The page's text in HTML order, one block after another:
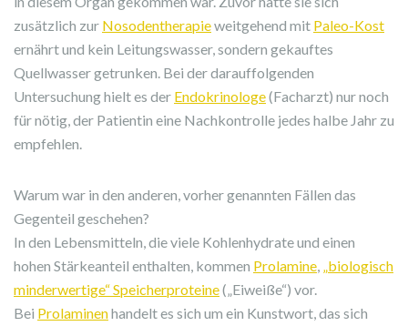
zusätzlich zur Nosodentherapieweitgehend mit Paleo-Kost
ernährt und kein Leitungswasser, sondern gekauftes
Quellwasser getrunken. Bei der darauffolgenden
Untersuchung hielt es der Endokrinologe(Facharzt) nur noch
für nötig, der Patientin eine Nachkontrolle jedes halbe Jahr zu
empfehlen.
Warum war in den anderen, vorher genannten Fällen das
Gegenteil geschehen?
In den Lebensmitteln, die viele Kohlenhydrate und einen
hohen Stärkeanteil enthalten, kommen Prolamine, „biologisch
minderwertige“ Speicherproteine(„Eiweiße“) vor.
Bei Prolaminenhandelt es sich um ein Kunstwort, das sich